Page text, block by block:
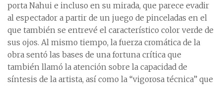
porta Nahui e incluso en su mirada, que parece evadir
al espectador a partir de un juego de pinceladas en el
que también se entrevé el característico color verde de
sus ojos. Al mismo tiempo, la fuerza cromática de la
obra sentó las bases de una fortuna crítica que
también llamó la atención sobre la capacidad de
síntesis de la artista, así como la “vigorosa técnica” que